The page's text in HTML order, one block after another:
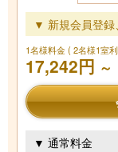
▼ 新規会員登録
1名様料金( 2名様1室
17,242円 ～
▼ 通常料金